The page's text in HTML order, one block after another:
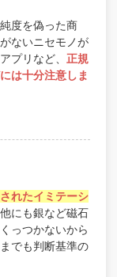
度を偽った商
ないニセモノが
プリなど、 正規
は十分注意しま
れたイミテーシ
にも銀など磁石
っつかないから
でも判断基準の